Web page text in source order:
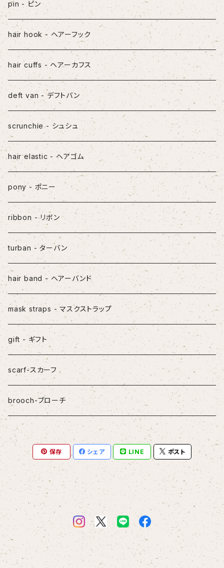
pin - ピン
hair hook - ヘアーフック
hair cuffs - ヘアーカフス
deft van - デフトバン
scrunchie - シュシュ
hair elastic - ヘアゴム
pony - ポニー
ribbon - リボン
turban - ターバン
hair band - ヘアーバンド
mask straps - マスクストラップ
gift - ギフト
scarf-スカーフ
brooch-ブローチ
保存 シェア LINE ポスト